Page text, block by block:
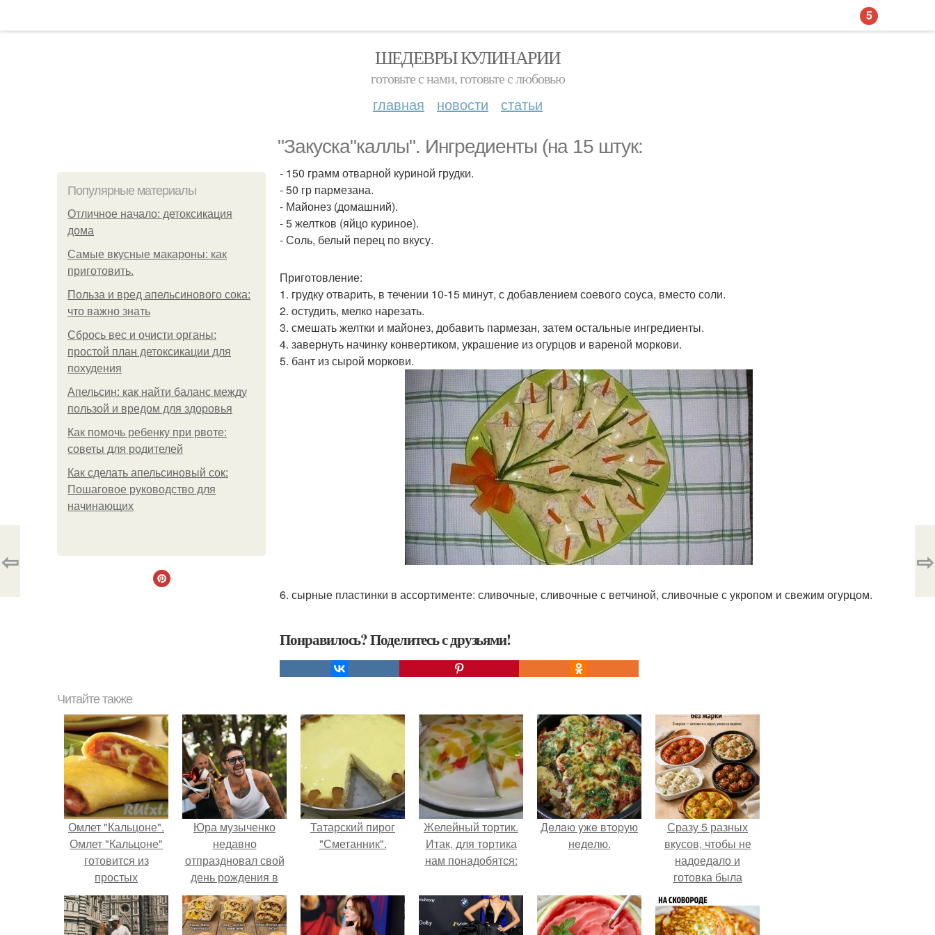
ШЕДЕВРЫ КУЛИНАРИИ
готовьте с нами, готовьте с любовью
главная новости статьи
"Закуска"каллы". Ингредиенты (на 15 штук:
Популярные материалы
Отличное начало: детоксикация
дома
Самые вкусные макароны: как
приготовить.
Польза и вред апельсинового сока:
что важно знать
Сбрось вес и очисти органы:
простой план детоксикации для
похудения
Апельсин: как найти баланс между
пользой и вредом для здоровья
Как помочь ребенку при рвоте:
советы для родителей
Как сделать апельсиновый сок:
Пошаговое руководство для
начинающих
- 150 грамм отварной куриной грудки.
- 50 гр пармезана.
- Майонез (домашний).
- 5 желтков (яйцо куриное).
- Соль, белый перец по вкусу.
Приготовление:
1. грудку отварить, в течении 10-15 минут, с добавлением соевого соуса, вместо соли.
2. остудить, мелко нарезать.
3. смешать желтки и майонез, добавить пармезан, затем остальные ингредиенты.
4. завернуть начинку конвертиком, украшение из огурцов и вареной моркови.
5. бант из сырой моркови.
6. сырные пластинки в ассортименте: сливочные, сливочные с ветчиной, сливочные с укропом и свежим огурцом.
Понравилось? Поделитесь с друзьями!
⇦ ⇨
Читайте также
Омлет "Кальцоне".
Омлет "Кальцоне"
готовится из
простых
ингредиентов, без
масла на
антрипригарной
Юра музыченко
недавно
отпраздновал свой
день рождения в
кругу самых
близких и родных
людей.
Татарский пирог
"Сметанник".
Желейный тортик.
Итак, для тортика
нам понадобятся:
Дeлaю yжe втopую
нeдeлю.
Сразу 5 разных
вкусов, чтобы не
надоедало и
готовка была
проще.
5